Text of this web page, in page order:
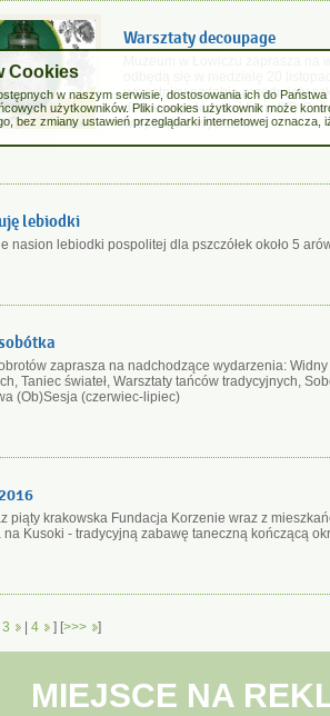
Cookies
w naszym serwisie, dostosowania ich do
użytkowników. Pliki cookies użytkownik może
bez zmiany ustawień przeglądarki internetowej oznacza,
Warsztaty decoupage
uczestnicy ozdobią przedmioty
decoupage łódzkiej firmy ITD
w oparciu o wycinank
lebiodki
nasion lebiodki pospolitej dla pszczółek około 5
zaprasza na nadchodzące wydarzenia:
Taniec świateł, Warsztaty tańców tradycyjnych,
(Ob)Sesja (czerwiec-lipiec)
piąty krakowska Fundacja Korzenie wraz z
na Kusoki - tradycyjną zabawę taneczną kończącą
3 4 ] [>>> ]
MIEJSCE NA